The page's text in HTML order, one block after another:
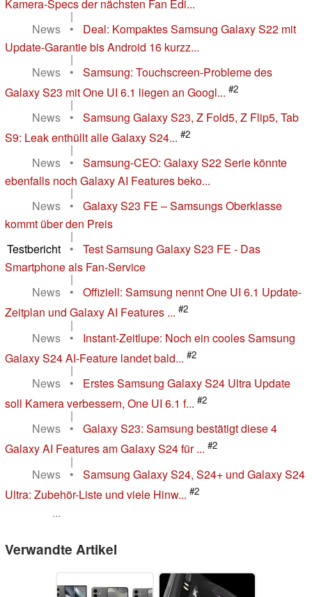
Kamera-Specs der nächsten Fan Edi...
|
News
•
Deal: Kompaktes Samsung Galaxy S22 mit
Update-Garantie bis Android 16 kurzz...
|
News
•
Samsung: Touchscreen-Probleme des
Galaxy S23 mit One UI 6.1 liegen an Googl... #2
|
News
•
Samsung Galaxy S23, Z Fold5, Z Flip5, Tab
S9: Leak enthüllt alle Galaxy S24... #2
|
News
•
Samsung-CEO: Galaxy S22 Serie könnte
ebenfalls noch Galaxy AI Features beko...
|
News
•
Galaxy S23 FE – Samsungs Oberklasse
kommt über den Preis
|
Testbericht
•
Test Samsung Galaxy S23 FE - Das
Smartphone als Fan-Service
|
News
•
Offiziell: Samsung nennt One UI 6.1 Update-
Zeitplan und Galaxy AI Features ... #2
|
News
•
Instant-Zeitlupe: Noch ein cooles Samsung
Galaxy S24 AI-Feature landet bald... #2
|
News
•
Erstes Samsung Galaxy S24 Ultra Update
soll Kamera verbessern, One UI 6.1 f... #2
|
News
•
Galaxy S23: Samsung bestätigt diese 4
Galaxy AI Features am Galaxy S24 für ... #2
|
News
•
Samsung Galaxy S24, S24+ und Galaxy S24
Ultra: Zubehör-Liste und viele Hinw... #2
...
Verwandte Artikel